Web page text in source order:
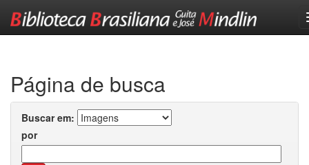
Página de busca
Buscar em:
por